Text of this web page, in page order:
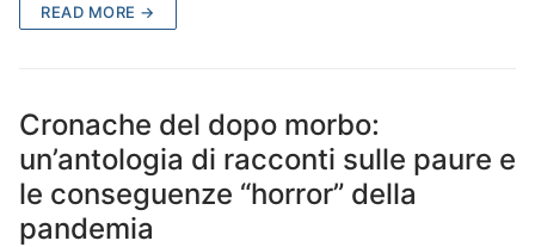
READ MORE →
Cronache del dopo morbo:
un’antologia di racconti sulle paure e
le conseguenze “horror” della
pandemia